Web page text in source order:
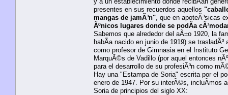
presentes en sus recuerdos aquellos
mangas de jamÃ³n" , que en apoteÃ³sicas
Ãºnicos lugares donde se podÃ­a
Sabemos que alrededor del aÃ±o 1920, la
habÃ­a nacido en junio de 1919) se
como profesor de Gimnasia en el Instituto
MarquÃ©s de Vadillo (por aquel entonces
para el desarrollo de su profesiÃ³n como
Hay una "Estampa de Soria" escrita por el
enero de 1947. Por su interÃ©s, incluÃ­mos
Soria de principios del siglo XX: